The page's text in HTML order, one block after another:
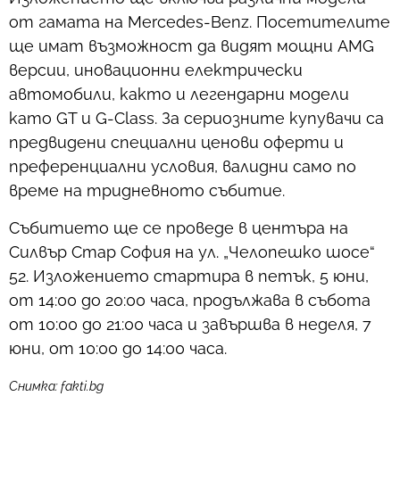
от гамата на Mercedes-Benz. Посетителите
ще имат възможност да видят мощни AMG
версии, иновационни електрически
автомобили, както и легендарни модели
като GT и G-Class. За сериозните купувачи са
предвидени специални ценови оферти и
преференциални условия, валидни само по
време на тридневното събитие.
Събитието ще се проведе в центъра на
Силвър Стар София на ул. „Челопешко шосе“
52. Изложението стартира в петък, 5 юни,
от 14:00 до 20:00 часа, продължава в събота
от 10:00 до 21:00 часа и завършва в неделя, 7
юни, от 10:00 до 14:00 часа.
Снимка: fakti.bg